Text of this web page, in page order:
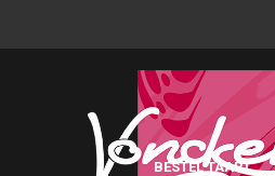
BESTEL TAART